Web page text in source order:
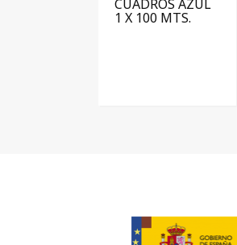
CUADROS AZUL
1 X 100 MTS.